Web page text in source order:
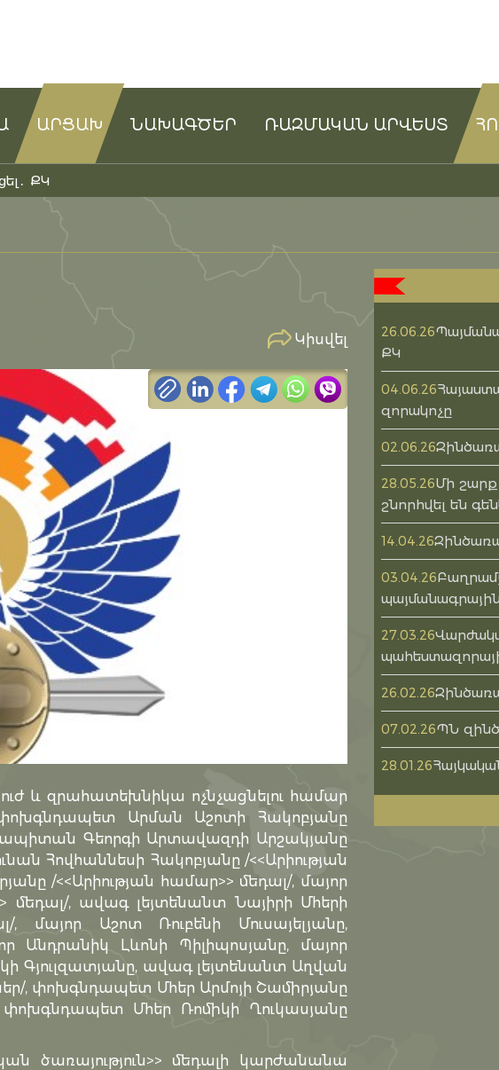
ԱՐՑԱԽ ՆԱԽԱԳԾԵՐ ՌԱԶՄԱԿԱՆ ԱՐՎԵՍՏ
ՔԿ
Կիսվել
և զրահատեխնիկա ոչնչացնելու համար
Արման Աշոտի Հակոբյանը
Գեորգի Արտավազդի Արշակյանը
Հովհաննեսի Հակոբյանը /<<Արիության
/<<Արիության համար>> մեդալ/, մայոր
մեդալ/, ավագ լեյտենանտ Նայիրի Մհերի
, մայոր Աշոտ Ռուբենի Մուսայելյանը,
Անդրանիկ Լևոնի Պիլիպոսյանը, մայոր
ավագ լեյտենանտ Աղվան
, փոխգնդապետ Մհեր Արմոյի Շամիրյանը
Մհեր Ռոմիկի Ղուկասյանը
ծառայություն>> մեդալի կարժանանա
26.06.26
ՔԿ
04.06.26
զորակոչը
02.06.26
28.05.26Մի
շնորհվել են
14.04.26
03.04.26
27.03.26
26.02.26
07.02.26ՊՆ
28.01.26